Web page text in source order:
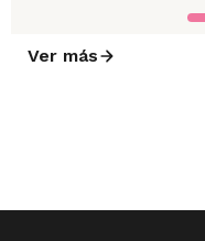
Ver más